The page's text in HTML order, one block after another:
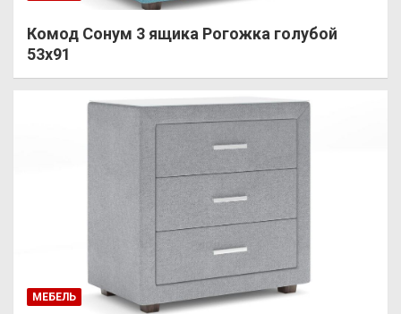
Комод Сонум 3 ящика Рогожка голубой
53х91
МЕБЕЛЬ